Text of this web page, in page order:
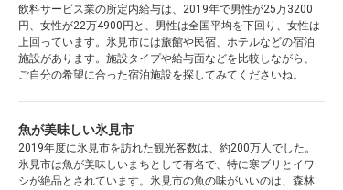
飲料サービス業の所定内給与は、2019年で男性が25万3200
円、女性が22万4900円と、男性は全国平均を下回り、女性は
上回っています。氷見市には旅館や民宿、ホテルなどの宿泊
施設があります。施設タイプや給与面などを比較しながら、
ご自分の希望に合った宿泊施設を探してみてくださいね。
魚が美味しい氷見市
2019年度に氷見市を訪れた観光客数は、約200万人でした。
氷見市は魚が美味しいまちとして有名で、特に寒ブリとイワ
シが絶品とされています。氷見市の魚の味がいいのは、森林